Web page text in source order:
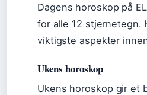
Dagens horoskop på
for alle 12 stjernetegn.
viktigste aspekter
Ukens horoskop
Ukens horoskop gir et